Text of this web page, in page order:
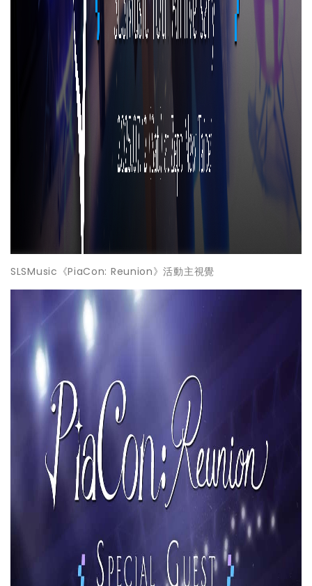
SLSMusic《PiaCon: Reunion》活動主視覺